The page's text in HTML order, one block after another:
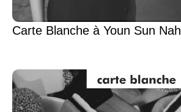
Carte Blanche à Youn Sun Nah